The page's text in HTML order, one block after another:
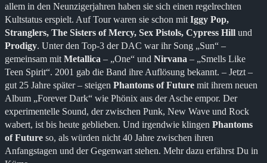
allem in den Neunzigerjahren haben sie sich einen regelrechten
Kultstatus erspielt. Auf Tour waren sie schon mit Iggy Pop,
Stranglers, The Sisters of Mercy, Sex Pistols, Cypress Hill und
Prodigy. Unter den Top-3 der DAC war ihr Song „Sun“ –
gemeinsam mit Metallica – „One“ und Nirvana – „Smells Like
Teen Spirit“. 2001 gab die Band ihre Auflösung bekannt. – Jetzt –
gut 25 Jahre später – steigen Phantoms of Future mit ihrem neuen
Album „Forever Dark“ wie Phönix aus der Asche empor. Der
experimentelle Sound, der zwischen Punk, New Wave und Rock
wabert, ist bis heute geblieben. Und irgendwie klingen Phantoms
of Future so, als würden nicht 40 Jahre zwischen ihren
Anfangstagen und der Gegenwart stehen. Mehr dazu erfährst Du in